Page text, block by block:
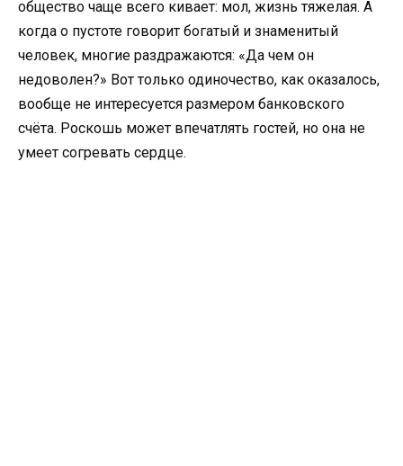
общество чаще всего кивает: мол, жизнь тяжелая. А
когда о пустоте говорит богатый и знаменитый
человек, многие раздражаются: «Да чем он
недоволен?» Вот только одиночество, как оказалось,
вообще не интересуется размером банковского
счёта. Роскошь может впечатлять гостей, но она не
умеет согревать сердце.